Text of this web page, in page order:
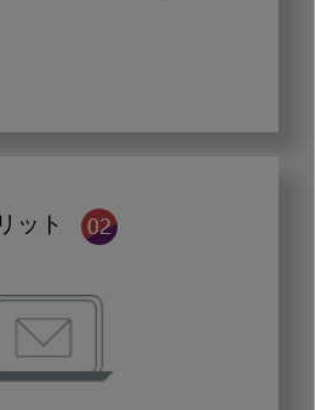
ット